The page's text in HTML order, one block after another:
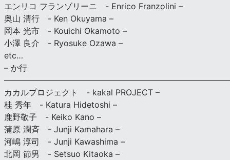
エンリコ フランゾリーニ - Enrico Franzolini –
奥山 清行 - Ken Okuyama –
岡本 光市 - Kouichi Okamoto –
小澤 良介 - Ryosuke Ozawa –
etc…
– か行
カカルプロジェクト - kakal PROJECT –
桂 秀年 - Katura Hidetoshi –
鹿野敬子 - Keiko Kano –
蒲原 潤斉 - Junji Kamahara –
河嶋 淳司 - Junji Kawashima –
北岡 節男 - Setsuo Kitaoka –